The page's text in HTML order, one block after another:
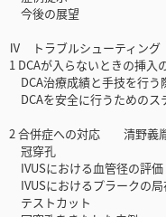
今後の展望
Ⅳ トラブルシューティン
1 DCAが入らないときの挿
DCA治療成績と手技を行
DCAを安全に行うための
2 合併症への対応 清野義
冠穿孔
IVUSにおける血管径の評価
IVUSにおけるプラークの
テストカット